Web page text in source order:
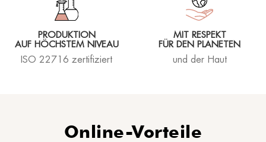
PRODUKTION
AUF HÖCHSTEM NIVEAU
ISO 22716 zertifiziert
MIT RESPEKT
FÜR DEN PLANETEN
und der Haut
Online-Vorteile